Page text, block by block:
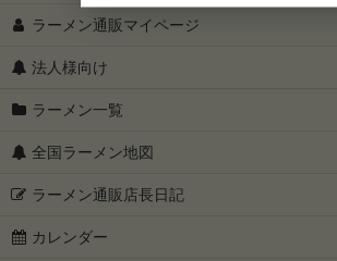
〜2999円セット
5000円以上セット
こってり系が好きな方に
あっさり系が好きな方に
ラーメン通販マイページ
法人様向け
ラーメン一覧
全国ラーメン地図
ラーメン通販店長日記
カレンダー